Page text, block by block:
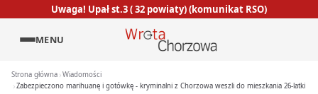
Uwaga! Upał st.3 ( 32 powiaty) (komunikat RSO)
MENU
Strona główna Wiadomości
Zabezpieczono marihuanę i gotówkę - kryminalni z Chorzowa weszli do mieszkania 26-latki